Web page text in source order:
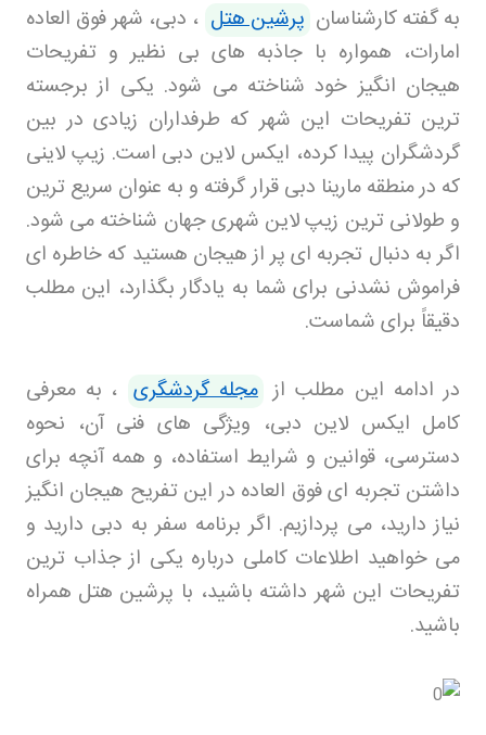
به گفته کارشناسان پرشین هتل ، دبی، شهر فوق العاده
امارات، همواره با جاذبه های بی نظیر و تفریحات
هیجان انگیز خود شناخته می شود. یکی از برجسته
ترین تفریحات این شهر که طرفداران زیادی در بین
گردشگران پیدا کرده، ایکس لاین دبی است. زیپ لاینی
که در منطقه مارینا دبی قرار گرفته و به عنوان سریع ترین
و طولانی ترین زیپ لاین شهری جهان شناخته می شود.
اگر به دنبال تجربه ای پر از هیجان هستید که خاطره ای
فراموش نشدنی برای شما به یادگار بگذارد، این مطلب
دقیقاً برای شماست.
در ادامه این مطلب از مجله گردشگری ، به معرفی
کامل ایکس لاین دبی، ویژگی های فنی آن، نحوه
دسترسی، قوانین و شرایط استفاده، و همه آنچه برای
داشتن تجربه ای فوق العاده در این تفریح هیجان انگیز
نیاز دارید، می پردازیم. اگر برنامه سفر به دبی دارید و
می خواهید اطلاعات کاملی درباره یکی از جذاب ترین
تفریحات این شهر داشته باشید، با پرشین هتل همراه
باشید.